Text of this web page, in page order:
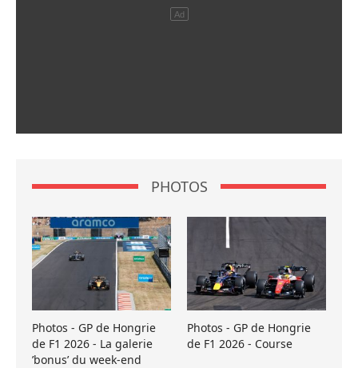
PHOTOS
Photos - GP de Hongrie
de F1 2026 - La galerie
’bonus’ du week-end
Photos - GP de Hongrie
de F1 2026 - Course